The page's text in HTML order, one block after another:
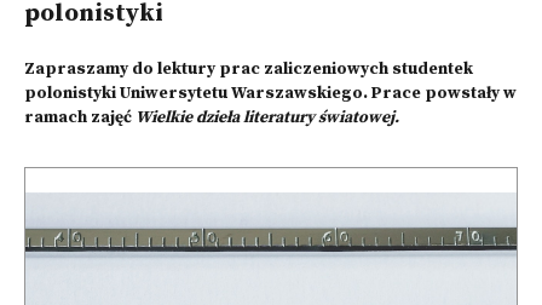
polonistyki
Zapraszamy do lektury prac zaliczeniowych studentek
polonistyki Uniwersytetu Warszawskiego. Prace powstały w
ramach zajęć Wielkie dzieła literatury światowej.